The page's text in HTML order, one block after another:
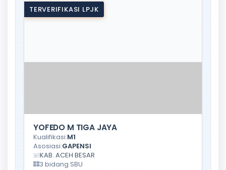
TERVERIFIKASI LPJK
YOFEDO M TIGA JAYA
Kualifikasi:M1
Asosiasi:GAPENSI
KAB. ACEH BESAR
3 bidang SBU